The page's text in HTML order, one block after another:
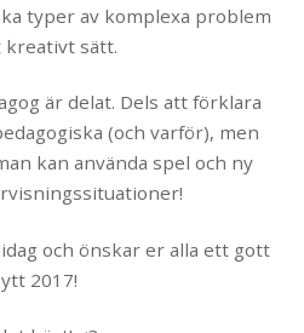
typer av komplexa problem
kreativt sätt.
är delat. Dels att förklara
(och varför), men
kan använda spel och ny
och önskar er alla ett gott
2017!